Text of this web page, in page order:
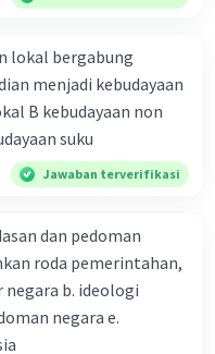
berbagai
membuat Anda
Gaya hidup sedentari
penduduk kota,
dalam sehari ini,
aplikasi
Anda dapatkan
teknologi
Anda butuhkan kini bisa
Anda atau depan
pun jadi tak perlu
lokal bergabung
menjadi kebudayaan
B kebudayaan non
suku
Jawaban terverifikasi
dan pedoman
roda pemerintahan,
negara b. ideologi
negara e.